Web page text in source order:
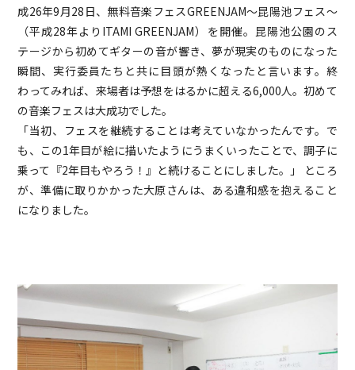
成26年9月28日、無料音楽フェスGREENJAM～昆陽池フェス～
（平成28年よりITAMI GREENJAM）を開催。昆陽池公園のス
テージから初めてギターの音が響き、夢が現実のものになった
瞬間、実行委員たちと共に目頭が熱くなったと言います。終
わってみれば、来場者は予想をはるかに超える6,000人。初めて
の音楽フェスは大成功でした。
「当初、フェスを継続することは考えていなかったんです。で
も、この1年目が絵に描いたようにうまくいったことで、調子に
乗って『2年目もやろう！』と続けることにしました。」 ところ
が、準備に取りかかった大原さんは、ある違和感を抱えること
になりました。